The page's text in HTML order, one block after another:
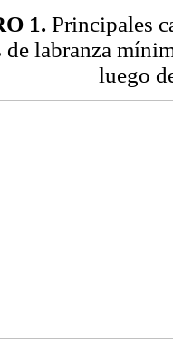
1. Principales
de labranza
luego